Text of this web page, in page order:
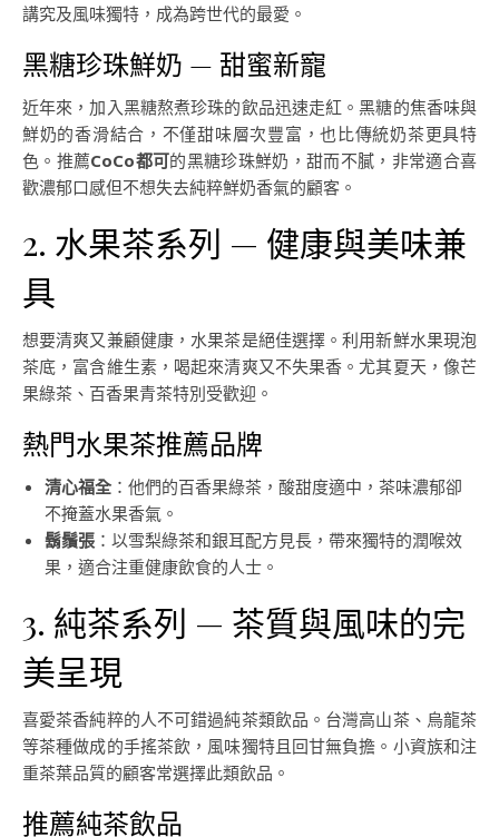
講究及風味獨特，成為跨世代的最愛。
黑糖珍珠鮮奶 — 甜蜜新寵
近年來，加入黑糖熬煮珍珠的飲品迅速走紅。黑糖的焦香味與
鮮奶的香滑結合，不僅甜味層次豐富，也比傳統奶茶更具特
色。推薦CoCo都可的黑糖珍珠鮮奶，甜而不膩，非常適合喜
歡濃郁口感但不想失去純粹鮮奶香氣的顧客。
2. 水果茶系列 — 健康與美味兼
具
想要清爽又兼顧健康，水果茶是絕佳選擇。利用新鮮水果現泡
茶底，富含維生素，喝起來清爽又不失果香。尤其夏天，像芒
果綠茶、百香果青茶特別受歡迎。
熱門水果茶推薦品牌
清心福全 ：他們的百香果綠茶，酸甜度適中，茶味濃郁卻
不掩蓋水果香氣。
鬍鬚張 ：以雪梨綠茶和銀耳配方見長，帶來獨特的潤喉效
果，適合注重健康飲食的人士。
3. 純茶系列 — 茶質與風味的完
美呈現
喜愛茶香純粹的人不可錯過純茶類飲品。台灣高山茶、烏龍茶
等茶種做成的手搖茶飲，風味獨特且回甘無負擔。小資族和注
重茶葉品質的顧客常選擇此類飲品。
推薦純茶飲品